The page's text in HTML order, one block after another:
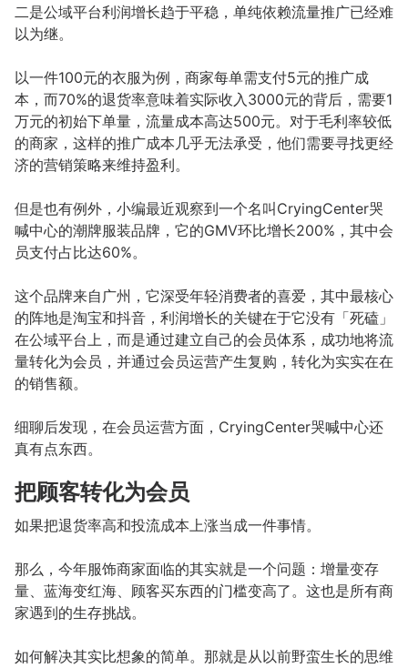
二是公域平台利润增长趋于平稳，单纯依赖流量推广已经难
以为继。
以一件100元的衣服为例，商家每单需支付5元的推广成
本，而70%的退货率意味着实际收入3000元的背后，需要1
万元的初始下单量，流量成本高达500元。对于毛利率较低
的商家，这样的推广成本几乎无法承受，他们需要寻找更经
济的营销策略来维持盈利。
但是也有例外，小编最近观察到一个名叫CryingCenter哭
喊中心的潮牌服装品牌，它的GMV环比增长200%，其中会
员支付占比达60%。
这个品牌来自广州，它深受年轻消费者的喜爱，其中最核心
的阵地是淘宝和抖音，利润增长的关键在于它没有「死磕」
在公域平台上，而是通过建立自己的会员体系，成功地将流
量转化为会员，并通过会员运营产生复购，转化为实实在在
的销售额。
细聊后发现，在会员运营方面，CryingCenter哭喊中心还
真有点东西。
把顾客转化为会员
如果把退货率高和投流成本上涨当成一件事情。
那么，今年服饰商家面临的其实就是一个问题：增量变存
量、蓝海变红海、顾客买东西的门槛变高了。这也是所有商
家遇到的生存挑战。
如何解决其实比想象的简单。那就是从以前野蛮生长的思维